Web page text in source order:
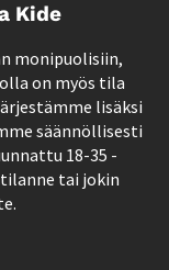
Kide
monipuolisiin,
on myös tila
lisäksi
säännöllisesti
18-35 -
tai jokin